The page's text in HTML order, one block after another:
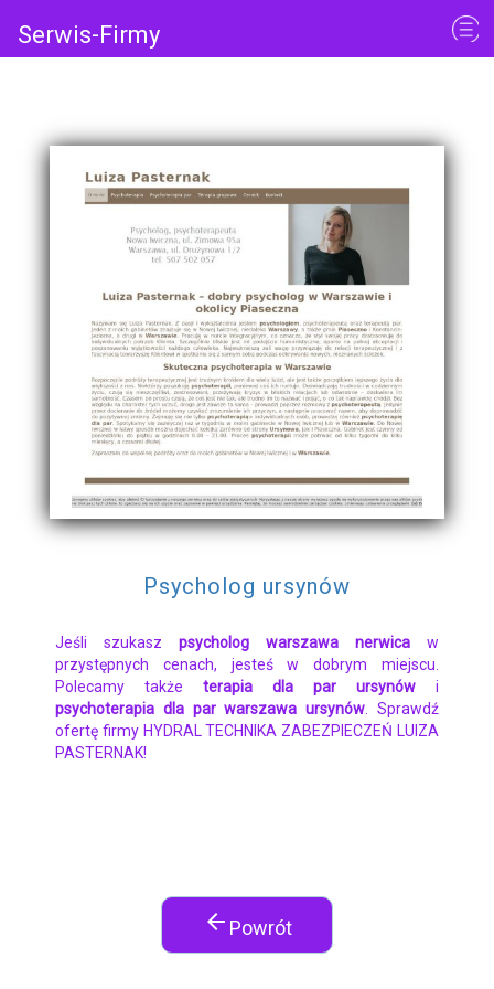
Serwis-Firmy
Psycholog ursynów
Jeśli szukasz psycholog warszawa nerwica w
przystępnych cenach, jesteś w dobrym miejscu.
Polecamy także terapia dla par ursynów i
psychoterapia dla par warszawa ursynów . Sprawdź
ofertę firmy HYDRAL TECHNIKA ZABEZPIECZEŃ LUIZA
PASTERNAK!
arrow_back Powrót